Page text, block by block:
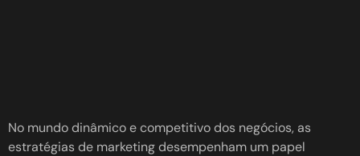
No mundo dinâmico e competitivo dos negócios, as
estratégias de marketing desempenham um papel